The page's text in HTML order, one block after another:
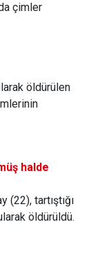
çimler
öldürülen
halde
(22), tartıştığı
öldürüldü.